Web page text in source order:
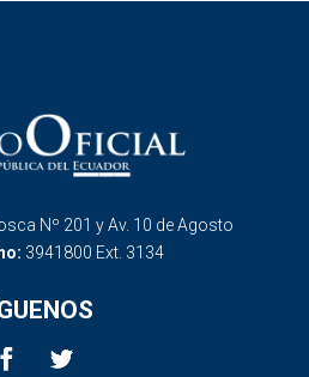
Nº 201 y Av. 10 de Agosto
3941800 Ext. 3134